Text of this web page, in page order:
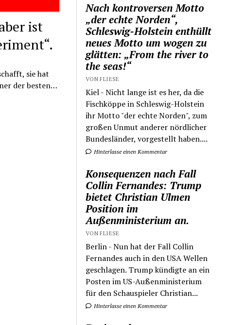
ist
sie hat
der besten…
Nach kontroversen Motto
„der echte Norden“,
Schleswig-Holstein enthüllt
neues Motto um wogen zu
glätten: „From the river to
the seas!“
VON FLIESE
Kiel - Nicht lange ist es her, da die
Fischköppe in Schleswig-Holstein
ihr Motto "der echte Norden", zum
großen Unmut anderer nördlicher
Bundesländer, vorgestellt haben....
Hinterlasse einen Kommentar
Konsequenzen nach Fall
Collin Fernandes: Trump
bietet Christian Ulmen
Position im
Außenministerium an.
VON FLIESE
Berlin - Nun hat der Fall Collin
Fernandes auch in den USA Wellen
geschlagen. Trump kündigte an ein
Posten im US-Außenministerium
für den Schauspieler Christian...
Hinterlasse einen Kommentar